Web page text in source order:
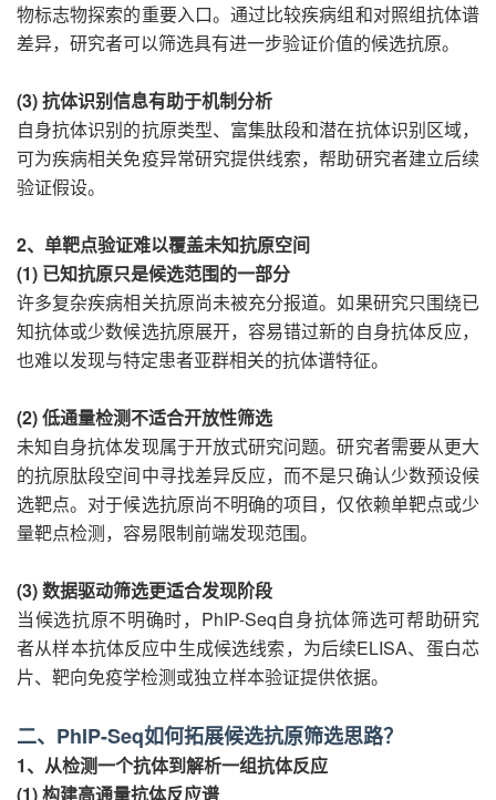
物标志物探索的重要入口。通过比较疾病组和对照组抗体谱
差异，研究者可以筛选具有进一步验证价值的候选抗原。
(3) 抗体识别信息有助于机制分析
自身抗体识别的抗原类型、富集肽段和潜在抗体识别区域，
可为疾病相关免疫异常研究提供线索，帮助研究者建立后续
验证假设。
2、单靶点验证难以覆盖未知抗原空间
(1) 已知抗原只是候选范围的一部分
许多复杂疾病相关抗原尚未被充分报道。如果研究只围绕已
知抗体或少数候选抗原展开，容易错过新的自身抗体反应，
也难以发现与特定患者亚群相关的抗体谱特征。
(2) 低通量检测不适合开放性筛选
未知自身抗体发现属于开放式研究问题。研究者需要从更大
的抗原肽段空间中寻找差异反应，而不是只确认少数预设候
选靶点。对于候选抗原尚不明确的项目，仅依赖单靶点或少
量靶点检测，容易限制前端发现范围。
(3) 数据驱动筛选更适合发现阶段
当候选抗原不明确时，PhIP-Seq自身抗体筛选可帮助研究
者从样本抗体反应中生成候选线索，为后续ELISA、蛋白芯
片、靶向免疫学检测或独立样本验证提供依据。
二、PhIP-Seq如何拓展候选抗原筛选思路？
1、从检测一个抗体到解析一组抗体反应
(1) 构建高通量抗体反应谱